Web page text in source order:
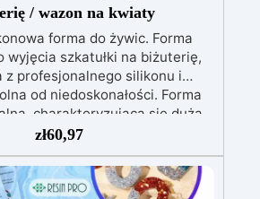
/ wazon na kwiaty
forma do żywic. Forma
wyjęcia szkatułki na biżuterię,
z profesjonalnego silikonu i
od niedoskonałości. Forma
charakteryzująca się dużą
i trwałością. Rodzaj techniki
szkatułki na biżuterię,
Materiał: Silikon Kolor:
Półprzezroczysty;
zł60,97